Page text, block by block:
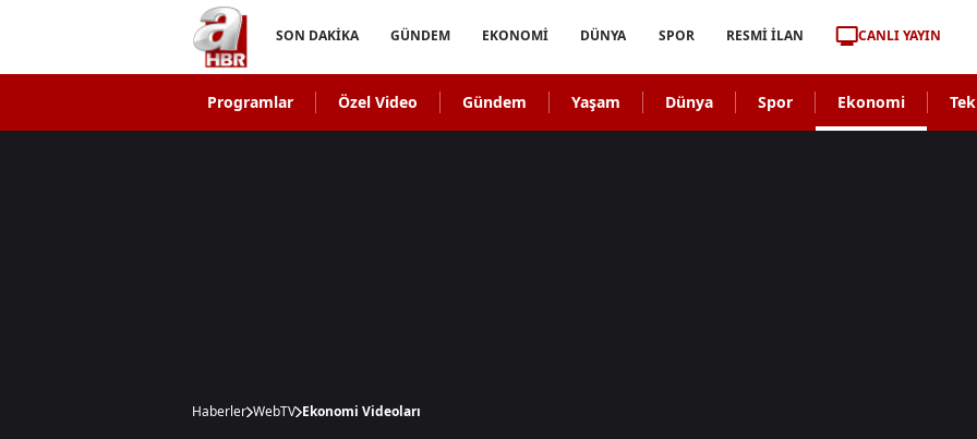
SON DAKİKA GÜNDEM EKONOMİ DÜNYA SPOR RESMİ İLAN CANLI YAYIN
Programlar Özel Video Gündem Yaşam Dünya Spor Ekonomi
Haberler WebTV Ekonomi Videoları